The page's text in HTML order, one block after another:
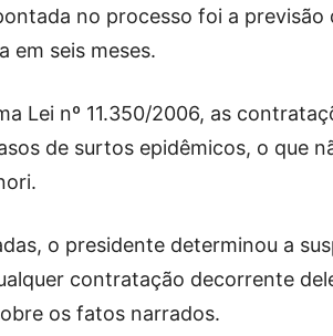
no processo foi a
em seis meses.
Lei nº 11.350/2006, as
de surtos epidêmicos, o que
o presidente determinou a
contratação decorrente
os fatos narrados.